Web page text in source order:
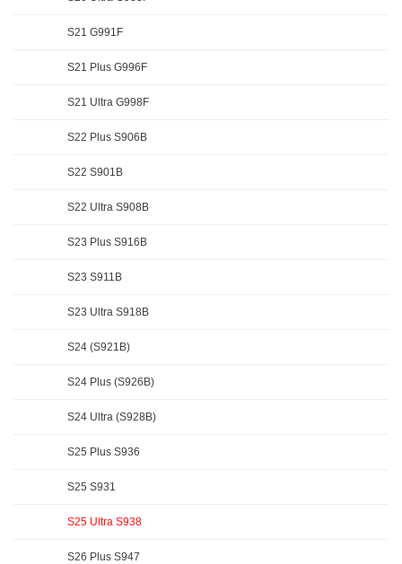
S21 G991F
S21 Plus G996F
S21 Ultra G998F
S22 Plus S906B
S22 S901B
S22 Ultra S908B
S23 Plus S916B
S23 S911B
S23 Ultra S918B
S24 (S921B)
S24 Plus (S926B)
S24 Ultra (S928B)
S25 Plus S936
S25 S931
S25 Ultra S938
S26 Plus S947